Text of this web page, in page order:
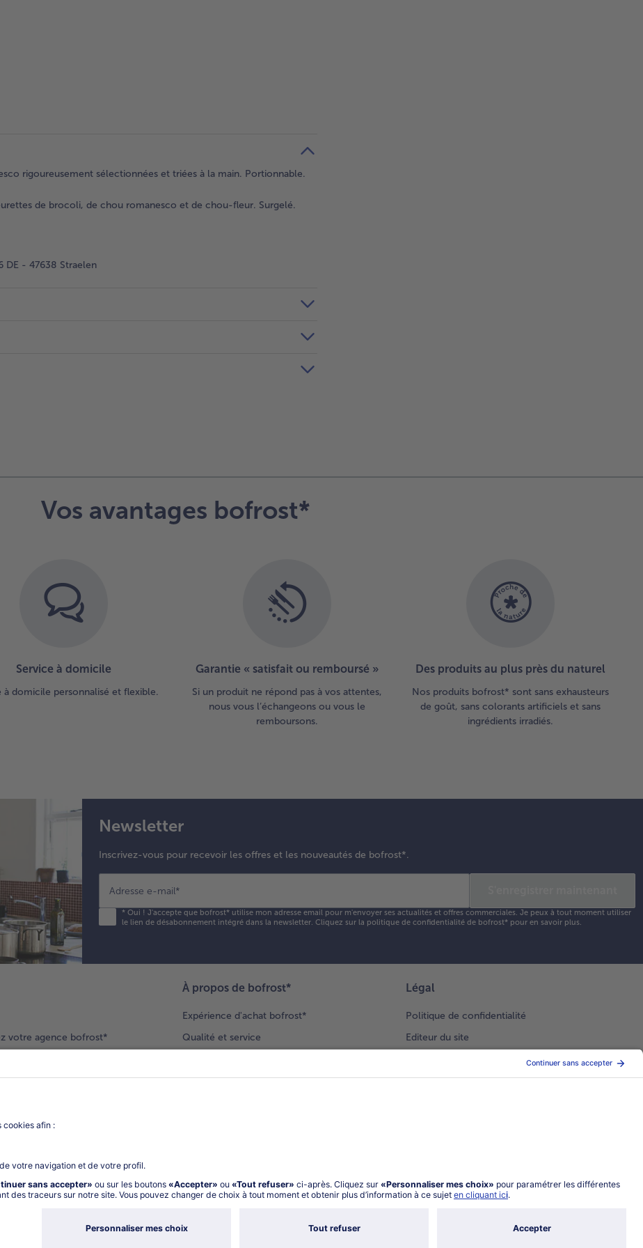
rigoureusement sélectionnées et triées à la main. Portionnable.
de brocoli, de chou romanesco et de chou-fleur. Surgelé.
- 47638 Straelen
Vos avantages bofrost*
Service à domicile
à domicile personnalisé et flexible.
Garantie « satisfait ou remboursé »
Si un produit ne répond pas à vos attentes,
nous vous l’échangeons ou vous le
remboursons.
Des produits au plus près du naturel
Nos produits bofrost* sont sans exhausteurs
de goût, sans colorants artificiels et sans
ingrédients irradiés.
Newsletter
Inscrivez-vous pour recevoir les offres et les nouveautés de bofrost*.
Adresse e-mail*
*Oui ! J'accepte que bofrost* utilise mon adresse email pour m'envoyer ses actualités et offres commerciales. Je peux à tout moment utiliser
le lien de désabonnement intégré dans la newsletter. Cliquez sur la politique de confidentialitéde bofrost* pour en savoir plus.
votre agence bofrost*
À propos de bofrost*
Expérience d'achat bofrost*
Qualité et service
Nouveaux clients
Légal
Politique de confidentialité
Editeur du site
Conditions générales de vente
Conditions générales catalogue en ligne